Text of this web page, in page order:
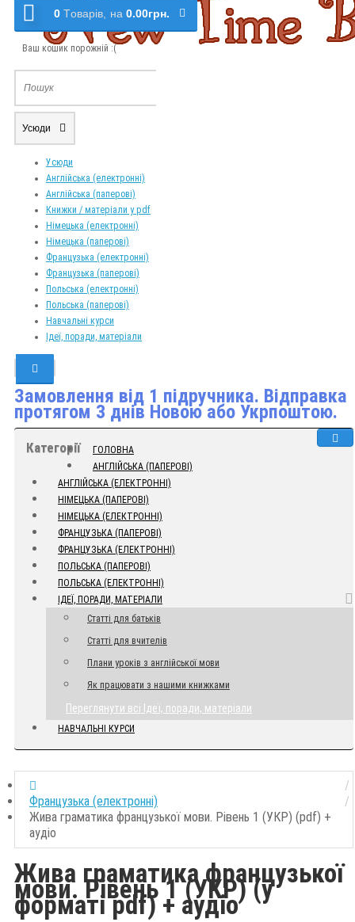
0 Tоварів, на 0.00грн.
Ваш кошик порожній :(
Усюди
Усюди
Англійська (електронні)
Англійська (паперові)
Книжки / матеріали у pdf
Німецька (електронні)
Німецька (паперові)
Французька (електронні)
Французька (паперові)
Польська (електронні)
Польська (паперові)
Навчальні курси
Ідеї, поради, матеріали
Замовлення від 1 підручника. Відправка
протягом 3 днів Новою або Укрпоштою.
Категорії
ГОЛОВНА
АНГЛІЙСЬКА (ПАПЕРОВІ)
АНГЛІЙСЬКА (ЕЛЕКТРОННІ)
НІМЕЦЬКА (ПАПЕРОВІ)
НІМЕЦЬКА (ЕЛЕКТРОННІ)
ФРАНЦУЗЬКА (ПАПЕРОВІ)
ФРАНЦУЗЬКА (ЕЛЕКТРОННІ)
ПОЛЬСЬКА (ПАПЕРОВІ)
ПОЛЬСЬКА (ЕЛЕКТРОННІ)
ІДЕЇ, ПОРАДИ, МАТЕРІАЛИ
Статті для батьків
Статті для вчителів
Плани уроків з англійської мови
Як працювати з нашими книжками
Переглянути всі Ідеї, поради, матеріали
НАВЧАЛЬНІ КУРСИ
Французька (електронні)
Жива граматика французької мови. Рівень 1 (УКР) (pdf) +
аудіо
Жива граматика французької
мови. Рівень 1 (УКР) (у
форматі pdf) + аудіо